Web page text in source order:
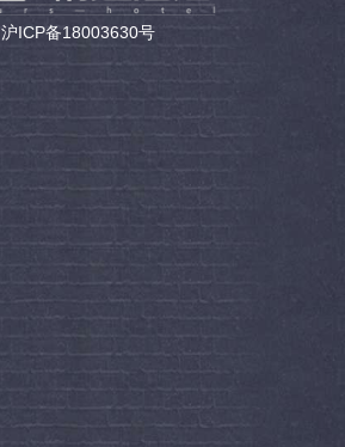
沪ICP备18003630号